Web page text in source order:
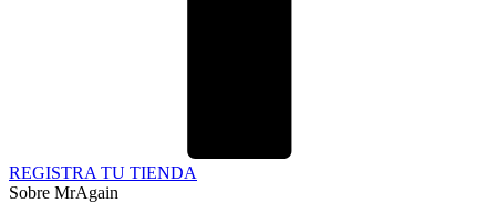
REGISTRA TU TIENDA
Sobre MrAgain